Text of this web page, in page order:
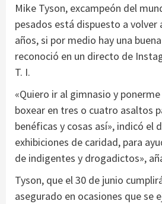
Mike Tyson, excampeón del
pesados está dispuesto a volver
años, si por medio hay una
reconoció en un directo de
T. I.
«Quiero ir al gimnasio y
boxear en tres o cuatro asaltos
benéficas y cosas así», indicó el
exhibiciones de caridad, para
de indigentes y drogadictos»,
Tyson, que el 30 de junio
asegurado en ocasiones que se